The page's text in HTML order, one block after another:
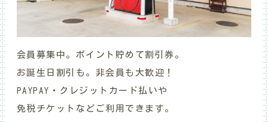
会員募集中。ポイント貯めて割引券。
お誕生日割引も 。非会員も大歓迎！
PAYPAY・クレジットカード払いや
免税チケットなどご利用できます。